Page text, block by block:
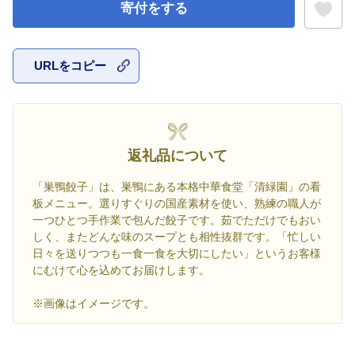
寄付をする
URLをコピー
返礼品について
「巣鴨餃子」は、巣鴨にある本格中華食堂「清緑園」の看
板メニュー。選りすぐりの国産素材を使い、熟練の職人が
一つひとつ手作業で包んだ餃子です。茹でただけでもおい
しく、またどんな味のスープとも相性抜群です。「忙しい
日々を送りつつも一食一食を大切にしたい」というお客様
にむけて心を込めてお届けします。
※画像はイメージです。